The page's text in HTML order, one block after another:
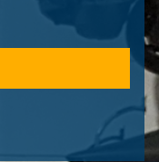
Über uns
Kontakt
Volvo Verkaufen?